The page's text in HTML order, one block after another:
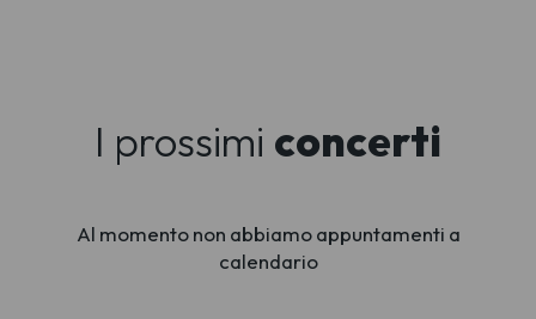
I prossimi concerti
Al momento non abbiamo appuntamenti a
calendario